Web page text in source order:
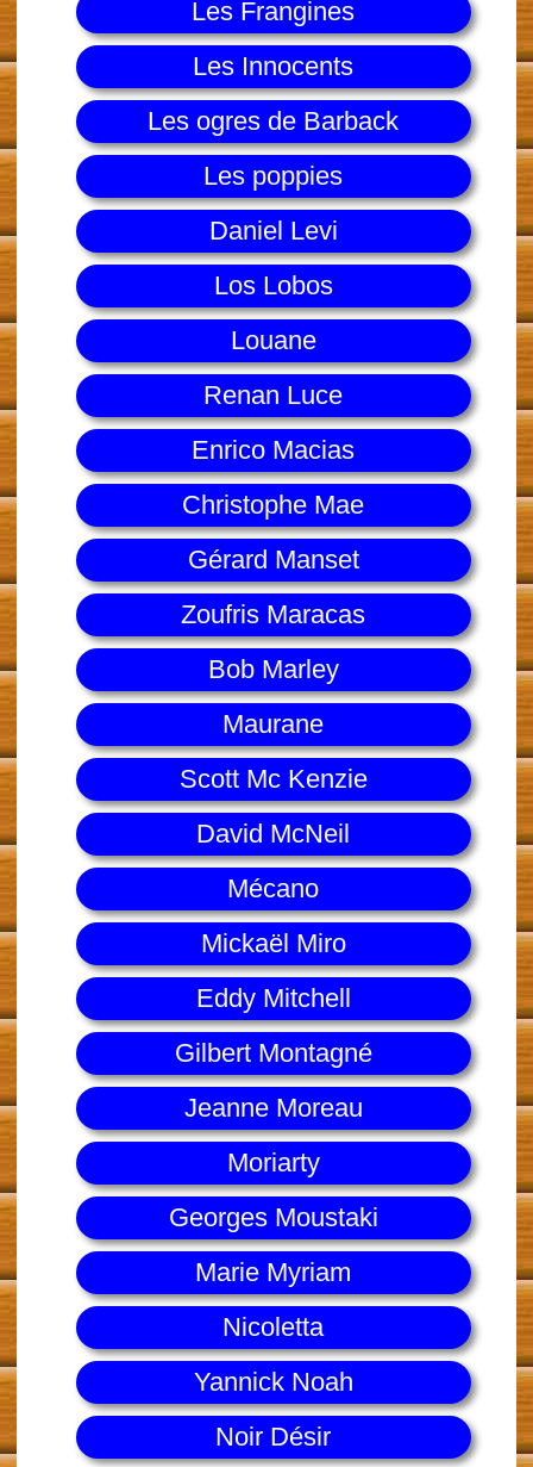
Les Frangines
Les Innocents
Les ogres de Barback
Les poppies
Daniel Levi
Los Lobos
Louane
Renan Luce
Enrico Macias
Christophe Mae
Gérard Manset
Zoufris Maracas
Bob Marley
Maurane
Scott Mc Kenzie
David McNeil
Mécano
Mickaël Miro
Eddy Mitchell
Gilbert Montagné
Jeanne Moreau
Moriarty
Georges Moustaki
Marie Myriam
Nicoletta
Yannick Noah
Noir Désir